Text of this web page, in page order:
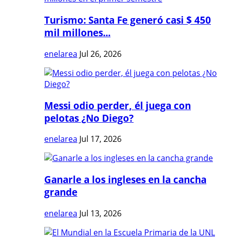
Turismo: Santa Fe generó casi $ 450
mil millones...
enelarea Jul 26, 2026
Messi odio perder, él juega con
pelotas ¿No Diego?
enelarea Jul 17, 2026
Ganarle a los ingleses en la cancha
grande
enelarea Jul 13, 2026